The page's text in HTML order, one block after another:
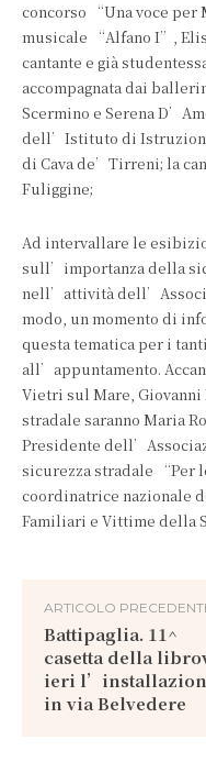
concorso “Una voce per
musicale “Alfano I”,
cantante e già
accompagnata dai
Scermino e Serena
dell’Istituto di
di Cava de’Tirreni; la
Fuliggine;
Ad intervallare le
sull’importanza della
nell’attività
modo, un momento di
questa tematica per i
all’appuntamento.
Vietri sul Mare, Giovanni
stradale saranno Maria
Presidente
sicurezza stradale “Per
coordinatrice nazionale
Familiari e Vittime della
ARTICOLO
Battipaglia. 11^
casetta della
ieri
in via Belvedere